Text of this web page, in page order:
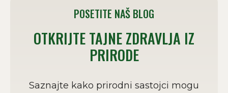
POSETITE NAŠ BLOG
OTKRIJTE TAJNE ZDRAVLJA IZ
PRIRODE
Saznajte kako prirodni sastojci mogu